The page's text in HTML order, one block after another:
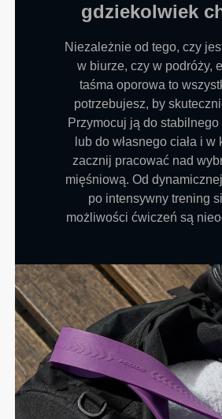
gdziekolwiek
Niezależnie od tego, czy
w biurze, czy w podróży,
taśma oporowa to
potrzebujesz, by
Przymocuj ją do stabilnego
lub do własnego ciała i w
zacznij pracować nad
mięśniową. Od
po intensywny trening
możliwości ćwiczeń są